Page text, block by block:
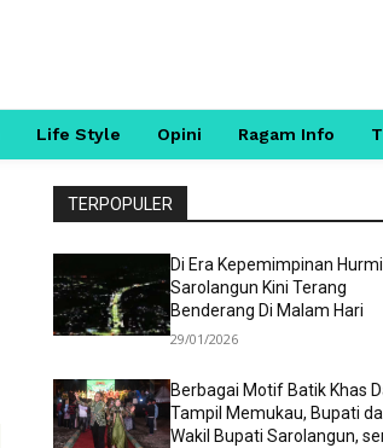
Life Style Opini Ragam Info
TERPOPULER
Di Era Kepemimpinan
Sarolangun Kini Terang
Benderang Di Malam Hari
29/01/2026
Berbagai Motif Batik Khas
Tampil Memukau, Bupati
Wakil Bupati Sarolangun,